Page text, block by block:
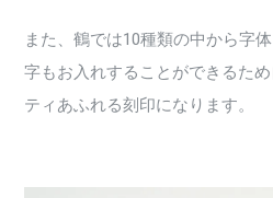
また、鶴では10種類の中から字
字もお入れすることができるた
ティあふれる刻印になります。